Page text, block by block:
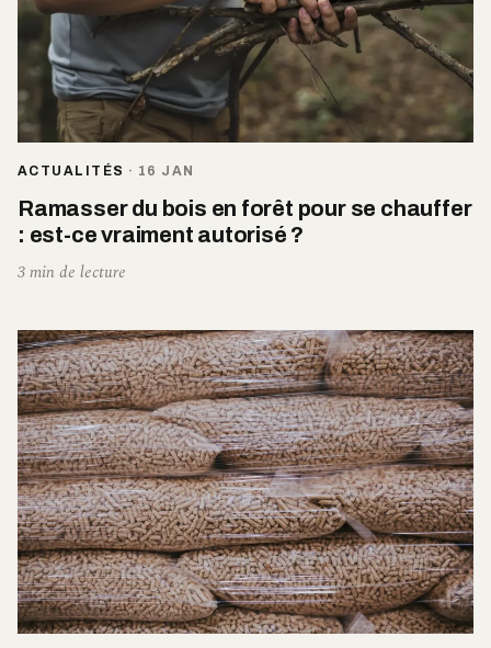
ACTUALITÉS · 16 JAN
Ramasser du bois en forêt pour se chauffer
: est-ce vraiment autorisé ?
3 min de lecture